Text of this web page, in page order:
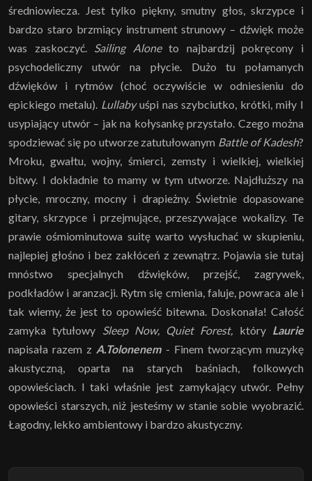
średniowiecza. Jest tylko piękny, smutny głos, skrzypce i
bardzo staro brzmiący instrument strunowy – dźwięk może
was zaskoczyć.
Sailing Aloneto najbardzij pokręcony i
psychodeliczny utwór na płycie. Dużo tu połamanych
dźwięków i rytmów (choć oczywiście w odniesieniu do
epickiego metalu). Lullabyuśpi nas szybciutko, krótki, miły I
usypiający utwór – jak na kołysankę przystało. Czego można
spodziewać się po utworze zatutułowanym Battle of Kadesh?
Mroku, gwałtu, wojny, śmierci, zemsty i wielkiej, wielkiej
bitwy. I dokładnie to mamy w tym utworze. Najdłuższy na
płycie, mroczny, mocny i drapieżny. Świetnie dopasowane
gitary, skrzypce i przejmujące, przeszywające wokalizy. Te
prawie ośmiominutowa suitę warto wysłuchać w skupieniu,
najlepiej głośno i bez zakłóceń z zewnątrz. Pojawia sie tutaj
mnóstwo specjalnych dźwięków, przejść, zagrywek,
podkładów i aranzacji. Rytm się cmienia, faluje, powraca ale i
tak wiemy, że jest to opowieść bitewna. Doskonała! Całość
zamyka tytułowy
Sleep Now, Quiet Forest, który Laurie
napisała razem z A.Tolonenem- Finem tworzącym muzykę
akustyczną, oparta na starych baśniach, folkowych
opowieściach. I taki właśnie jest zamykający utwór. Pełny
opowieści starszych, niż jesteśmy w stanie sobie wyobrazić.
Łagodny, lekko ambientowy i bardzo akustyczny.